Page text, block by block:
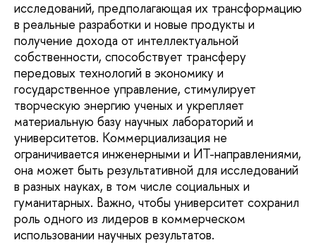
исследований, предполагающая их трансформацию
в реальные разработки и новые продукты и
получение дохода от интеллектуальной
собственности, способствует трансферу
передовых технологий в экономику и
государственное управление, стимулирует
творческую энергию ученых и укрепляет
материальную базу научных лабораторий и
университетов. Коммерциализация не
ограничивается инженерными и ИТ-направлениями,
она может быть результативной для исследований
в разных науках, в том числе социальных и
гуманитарных. Важно, чтобы университет сохранил
роль одного из лидеров в коммерческом
использовании научных результатов.